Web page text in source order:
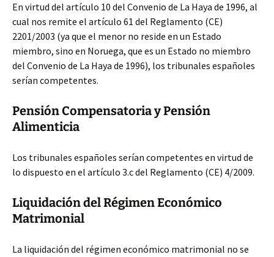
En virtud del artículo 10 del Convenio de La Haya de 1996, al
cual nos remite el artículo 61 del Reglamento (CE)
2201/2003 (ya que el menor no reside en un Estado
miembro, sino en Noruega, que es un Estado no miembro
del Convenio de La Haya de 1996), los tribunales españoles
serían competentes.
Pensión Compensatoria y Pensión
Alimenticia
Los tribunales españoles serían competentes en virtud de
lo dispuesto en el artículo 3.c del Reglamento (CE) 4/2009.
Liquidación del Régimen Económico
Matrimonial
La liquidación del régimen económico matrimonial no se